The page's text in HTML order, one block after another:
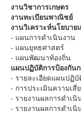
งานวิชาการเกษตร
งานทะเบียนพาณิชย์
งานวิเคราะห์นโยบา
- แผนการดำเนินงาน
- แผนยุทธศาสตร์
- แผนพัฒนาท้องถิ่น
แผนปฏิบัติการป้องกัน
- รายละเอียดแผนปฏิ
- การประเมินความเสี่
- รายงานผลการดำเนิ
- รายงานผลการดำเนิ